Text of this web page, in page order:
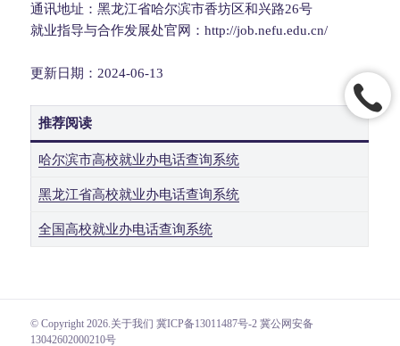
通讯地址：黑龙江省哈尔滨市香坊区和兴路26号
就业指导与合作发展处官网：http://job.nefu.edu.cn/
更新日期：2024-06-13
推荐阅读
哈尔滨市高校就业办电话查询系统
黑龙江省高校就业办电话查询系统
全国高校就业办电话查询系统
© Copyright 2026. 关于我们 冀ICP备13011487号-2 冀公网安备
13042602000210号